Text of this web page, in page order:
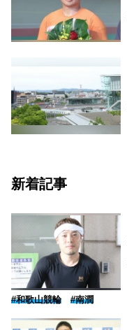
新着記事
#和歌山競輪 #南潤